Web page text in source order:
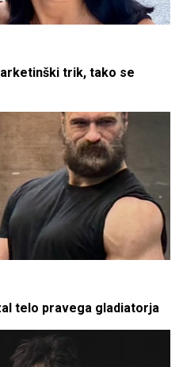
trik, tako se
telo pravega gladiatorja